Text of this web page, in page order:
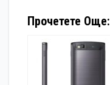
Прочетете Още: